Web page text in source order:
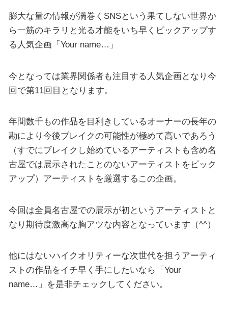
膨大な量の情報が渦巻くSNSという果てしない世界か
ら一筋のキラリと光る才能をいち早くピックアップす
る人気企画「Your name…」
今となっては業界関係者も注目する人気企画となり今
回で第11回目となります。
年間数千もの作品を目利きしているオーナーの長年の
勘により今後ブレイクの可能性が極めて高いであろう
（すでにブレイクし始めているアーティストも含め名
古屋では展示されたことのないアーティストをピック
アップ）アーティストを厳選するこの企画。
今回は全員名古屋での展示が初というアーティストと
なり期待度激高な胸アツな内容となっています（^^）
他にはないハイクオリティーな次世代を担うアーティ
ストの作品をイチ早く手にしたいなら「Your
name…」を是非チェックしてください。